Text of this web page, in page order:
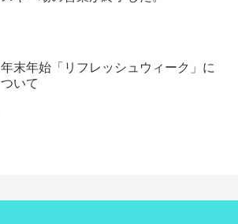
年末年始「リフレッシュウィーク」に
ついて